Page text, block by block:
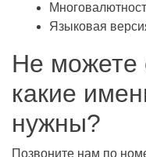
Языковая
Не можете
какие
нужны?
Позвоните нам по